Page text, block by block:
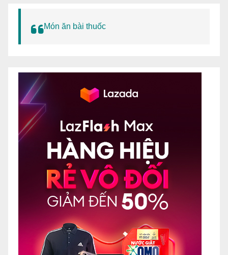
Món ăn bài thuốc